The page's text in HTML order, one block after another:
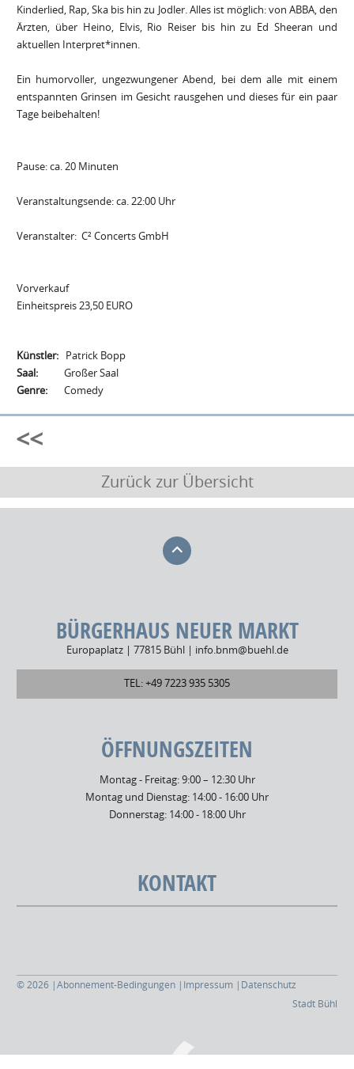
Kinderlied, Rap, Ska bis hin zu Jodler. Alles ist möglich: von ABBA, den
Ärzten, über Heino, Elvis, Rio Reiser bis hin zu Ed Sheeran und
aktuellen Interpret*innen.
Ein humorvoller, ungezwungener Abend, bei dem alle mit einem
entspannten Grinsen im Gesicht rausgehen und dieses für ein paar
Tage beibehalten!
Pause: ca. 20 Minuten
Veranstaltungsende: ca. 22:00 Uhr
Veranstalter: C² Concerts GmbH
Vorverkauf
Einheitspreis 23,50 EURO
Künstler: Patrick Bopp
Saal: Großer Saal
Genre: Comedy
<<
Zurück zur Übersicht
BÜRGERHAUS NEUER MARKT
Europaplatz | 77815 Bühl | info.bnm@buehl.de
TEL: +49 7223 935 5305
ÖFFNUNGSZEITEN
Montag - Freitag: 9:00 – 12:30 Uhr
Montag und Dienstag: 14:00 - 16:00 Uhr
Donnerstag: 14:00 - 18:00 Uhr
KONTAKT
© 2026 |Abonnement-Bedingungen | Impressum
Datenschutz
Stadt Bühl